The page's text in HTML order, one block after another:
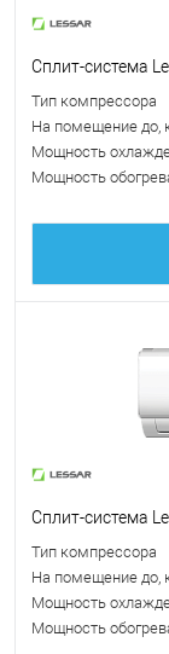
Сплит-система
Тип компрессора
На помещение до,
Мощность
Мощность
Сплит-система
Тип компрессора
На помещение до,
Мощность
Мощность